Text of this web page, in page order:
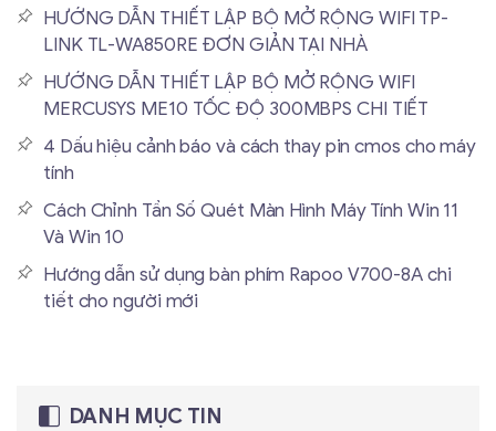
HƯỚNG DẪN THIẾT LẬP BỘ MỞ RỘNG WIFI TP-
LINK TL-WA850RE ĐƠN GIẢN TẠI NHÀ
HƯỚNG DẪN THIẾT LẬP BỘ MỞ RỘNG WIFI
MERCUSYS ME10 TỐC ĐỘ 300MBPS CHI TIẾT
4 Dấu hiệu cảnh báo và cách thay pin cmos cho máy
tính
Cách Chỉnh Tần Số Quét Màn Hình Máy Tính Win 11
Và Win 10
Hướng dẫn sử dụng bàn phím Rapoo V700-8A chi
tiết cho người mới
DANH MỤC TIN